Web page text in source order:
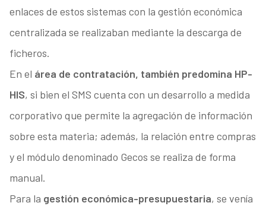
enlaces de estos sistemas con la gestión económica
centralizada se realizaban mediante la descarga de
ficheros.
En el área de contratación, también predomina HP-
HIS, si bien el SMS cuenta con un desarrollo a medida
corporativo que permite la agregación de información
sobre esta materia; además, la relación entre compras
y el módulo denominado Gecos se realiza de forma
manual.
Para la gestión económica-presupuestaria, se venía